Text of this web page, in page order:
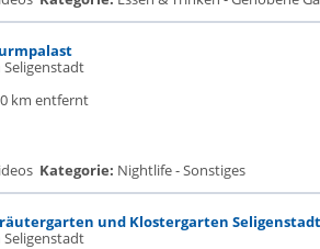
Seligenstadt
km entfernt
Kategorie: Nightlife - Sonstiges
und Klostergarten Seligenstadt
Seligenstadt